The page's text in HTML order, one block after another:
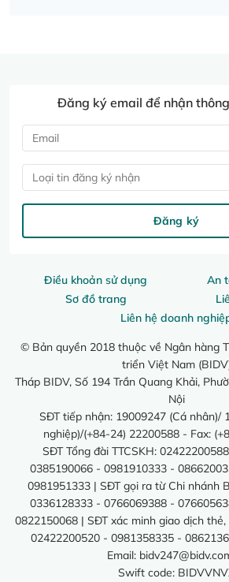
Điều khoản sử dụng
An
Sơ đồ trang
Liên hệ doanh
© Bản quyền 2018 thuộc về Ngân hàng
triển Việt Nam
Tháp BIDV, Số 194 Trần Quang Khải,
Nội
SĐT tiếp nhận: 19009247 (Cá nhân)/
nghiệp)/(+84-24) 22200588 - Fax:
SĐT Tổng đài TTCSKH:
0385190066 - 0981910333 -
0981951333 | SĐT gọi ra từ Chi nhánh
0336128333 - 0766069388 -
0822150068 | SĐT xác minh giao dịch
02422200520 - 0981358335 -
Email:
Swift code:
Đăng ký email để nhận
Loại tin đăng ký nhận
Đăng ký